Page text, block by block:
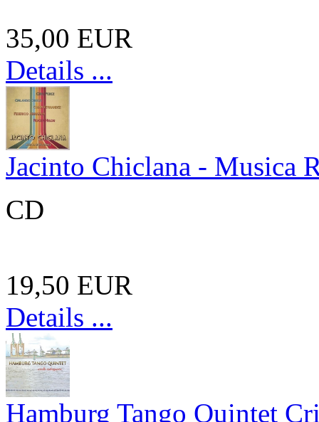
35,00 EUR
Details ...
Jacinto Chiclana - Musica
CD
19,50 EUR
Details ...
Hamburg Tango Quintet